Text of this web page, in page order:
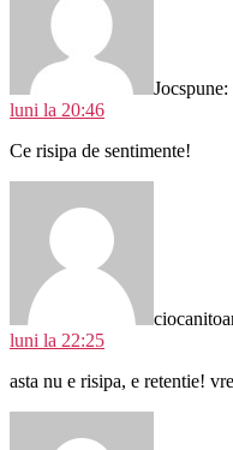
Jocspune:
luni la 20:46
Ce risipa de sentimente!
luni la 22:25
asta nu e risipa, e retentie!